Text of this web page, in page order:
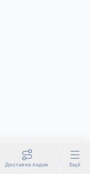
Доставка лодок Ещё